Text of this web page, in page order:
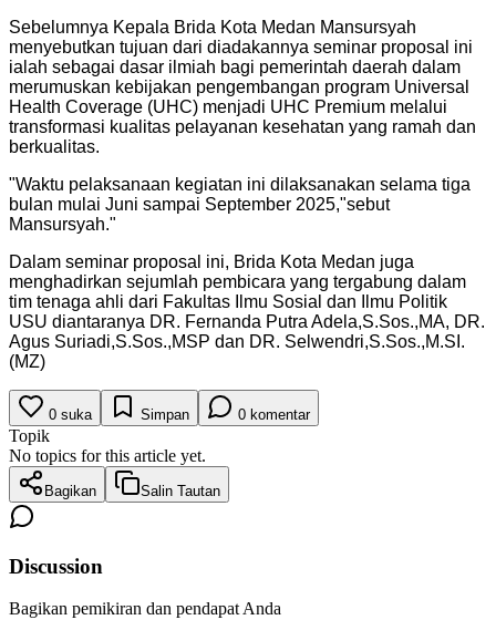
Sebelumnya Kepala Brida Kota Medan Mansursyah
menyebutkan tujuan dari diadakannya seminar proposal ini
ialah sebagai dasar ilmiah bagi pemerintah daerah dalam
merumuskan kebijakan pengembangan program Universal
Health Coverage (UHC) menjadi UHC Premium melalui
transformasi kualitas pelayanan kesehatan yang ramah dan
berkualitas.
"Waktu pelaksanaan kegiatan ini dilaksanakan selama tiga
bulan mulai Juni sampai September 2025,"sebut
Mansursyah."
Dalam seminar proposal ini, Brida Kota Medan juga
menghadirkan sejumlah pembicara yang tergabung dalam
tim tenaga ahli dari Fakultas Ilmu Sosial dan Ilmu Politik
USU diantaranya DR. Fernanda Putra Adela,S.Sos.,MA, DR.
Agus Suriadi,S.Sos.,MSP dan DR. Selwendri,S.Sos.,M.SI.
(MZ)
0 suka Simpan 0 komentar
Topik
No topics for this article yet.
Bagikan Salin Tautan
Discussion
Bagikan pemikiran dan pendapat Anda